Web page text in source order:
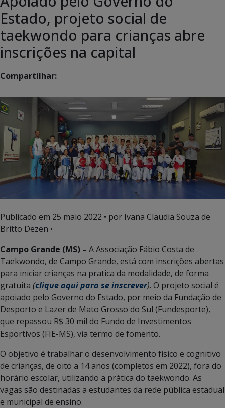
Estado, projeto social de
taekwondo para crianças abre
inscrições na capital
Compartilhar:
Publicado em 25 maio 2022 • por Ivana Claudia Souza de
Britto Dezen •
Campo Grande (MS) – A Associação Fábio Costa de
Taekwondo, de Campo Grande, está com inscrições abertas
para iniciar crianças na pratica da modalidade, de forma
gratuita (clique aqui para se inscrever). O projeto social é
apoiado pelo Governo do Estado, por meio da Fundação de
Desporto e Lazer de Mato Grosso do Sul (Fundesporte),
que repassou R$ 30 mil do Fundo de Investimentos
Esportivos (FIE-MS), via termo de fomento.
O objetivo é trabalhar o desenvolvimento físico e cognitivo
de crianças, de oito a 14 anos (completos em 2022), fora do
horário escolar, utilizando a prática do taekwondo. As
vagas são destinadas a estudantes da rede pública estadual
e municipal de ensino.